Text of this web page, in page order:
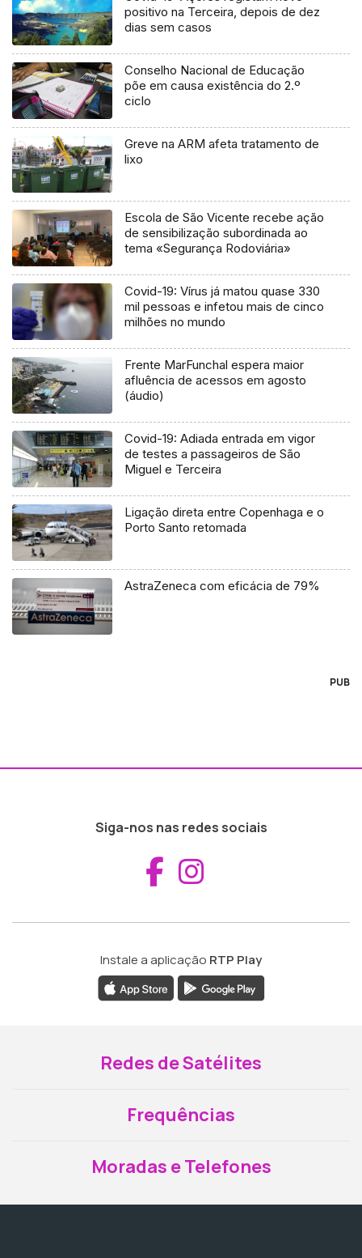
positivo na Terceira, depois de dez
dias sem casos
Conselho Nacional de Educação
põe em causa existência do 2.º
ciclo
Greve na ARM afeta tratamento de
lixo
Escola de São Vicente recebe ação
de sensibilização subordinada ao
tema «Segurança Rodoviária»
Covid-19: Vírus já matou quase 330
mil pessoas e infetou mais de cinco
milhões no mundo
Frente MarFunchal espera maior
afluência de acessos em agosto
(áudio)
Covid-19: Adiada entrada em vigor
de testes a passageiros de São
Miguel e Terceira
Ligação direta entre Copenhaga e o
Porto Santo retomada
AstraZeneca com eficácia de 79%
PUB
Siga-nos nas redes sociais
Aceder ao
Instale a aplicação RTP Play
Redes de Satélites
Frequências
Moradas e Telefones